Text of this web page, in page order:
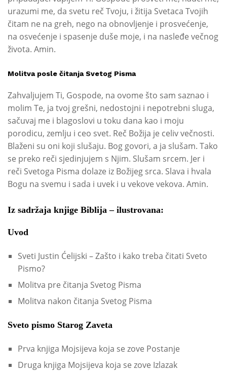
urazumi me, da svetu reč Tvoju, i žitija Svetaca Tvojih
čitam ne na greh, nego na obnovljenje i prosvećenje,
na osvećenje i spasenje duše moje, i na nasleđe večnog
života. Amin.
Molitva posle čitanja Svetog Pisma
Zahvaljujem Ti, Gospode, na ovome što sam saznao i
molim Te, ja tvoj grešni, nedostojni i nepotrebni sluga,
sačuvaj me i blagoslovi u toku dana kao i moju
porodicu, zemlju i ceo svet. Reč Božija je celiv večnosti.
Blaženi su oni koji slušaju. Bog govori, a ja slušam. Tako
se preko reči sjedinjujem s Njim. Slušam srcem. Jer i
reči Svetoga Pisma dolaze iz Božijeg srca. Slava i hvala
Bogu na svemu i sada i uvek i u vekove vekova. Amin.
Iz sadržaja knjige Biblija – ilustrovana:
Uvod
Sveti Justin Ćelijski – Zašto i kako treba čitati Sveto
Pismo?
Molitva pre čitanja Svetog Pisma
Molitva nakon čitanja Svetog Pisma
Sveto pismo Starog Zaveta
Prva knjiga Mojsijeva koja se zove Postanje
Druga knjiga Mojsijeva koja se zove Izlazak